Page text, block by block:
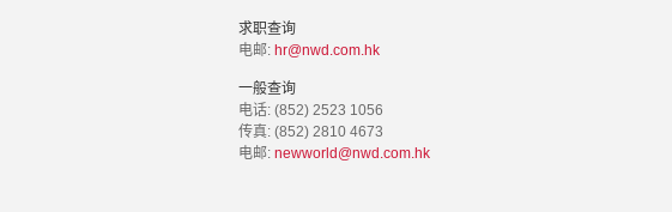
求职查询
电邮: hr@nwd.com.hk
一般查询
电话: (852) 2523 1056
传真: (852) 2810 4673
电邮: newworld@nwd.com.hk